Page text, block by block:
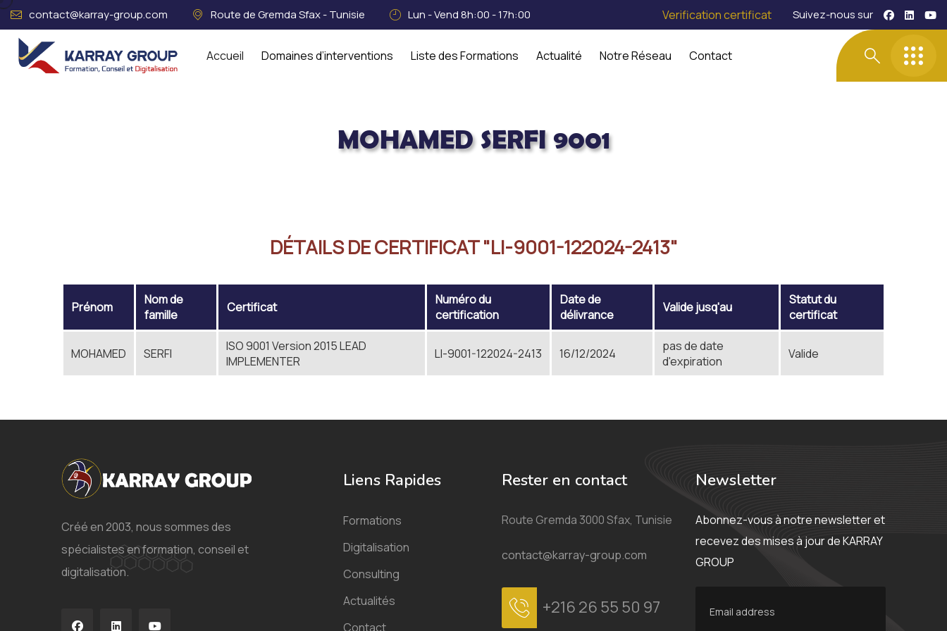
contact@karray-group.com Route de Gremda Sfax - Tunisie Lun - Vend 8h:00 - 17h:00 Verification certificat Suivez-nous sur
Accueil Domaines d’interventions Liste des Formations Actualité Notre Réseau Contact
MOHAMED SERFI 9001
DÉTAILS DE CERTIFICAT "LI-9001-122024-2413"
Prénom
Nom de
famille
Certificat
Numéro du
certification
Date de
délivrance
Valide jusq'au
Statut du
certificat
MOHAMED SERFI
ISO 9001 Version 2015 LEAD
IMPLEMENTER
LI-9001-122024-2413 16/12/2024
pas de date
d'expiration
Valide
Créé en 2003, nous sommes des
spécialistes en formation, conseil et
digitalisation.
Liens Rapides
Formations
Digitalisation
Consulting
Actualités
Contact
Rester en contact
Route Gremda 3000 Sfax, Tunisie
contact@karray-group.com
+216 26 55 50 97
Newsletter
Abonnez-vous à notre newsletter et
recevez des mises à jour de KARRAY
GROUP